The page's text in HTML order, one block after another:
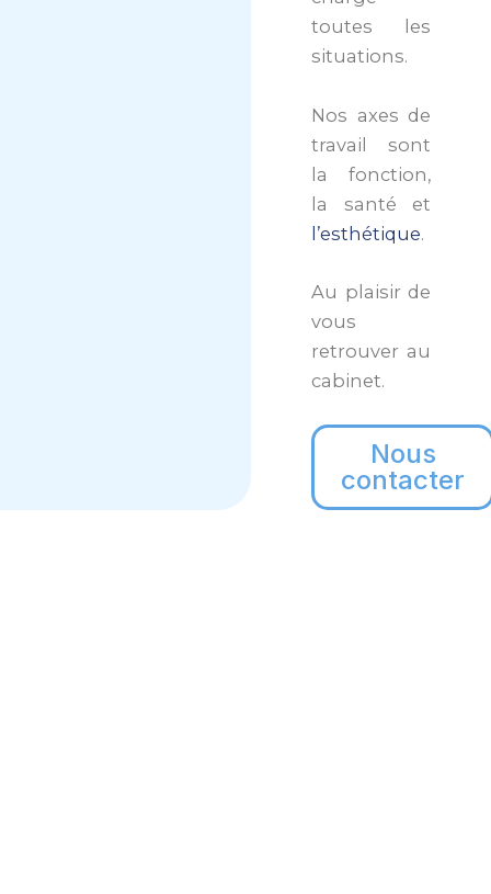
toutes les
situations.
Nos axes de
travail sont
la fonction,
la santé et
l’esthétique.
Au plaisir de
vous
retrouver au
cabinet.
Nous
contacter